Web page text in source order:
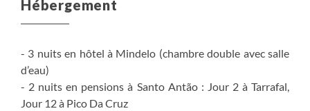
Hébergement
- 3 nuits en hôtel à Mindelo (chambre double avec salle
d’eau)
- 2 nuits en pensions à Santo Antão : Jour 2 à Tarrafal,
Jour 12 à Pico Da Cruz